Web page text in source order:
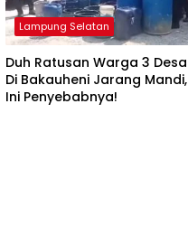
Lampung Selatan
Duh Ratusan Warga 3 Desa
Di Bakauheni Jarang Mandi,
Ini Penyebabnya!